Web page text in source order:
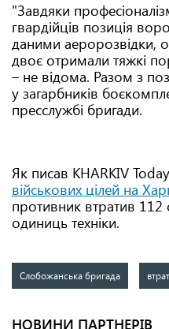
"Завдяки
гвардійців позиція
даними аеророзвідки,
двоє отримали тяжкі
– не відома. Разом з
у загарбників
пресслужбі бригади.
Як писав KHARKIV
військових цілей на
противник втратив 112
одиниць техніки.
Слобожанська бригада